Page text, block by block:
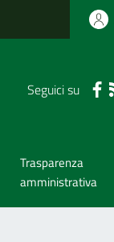
Seguici su
Trasparenza
amministrativa